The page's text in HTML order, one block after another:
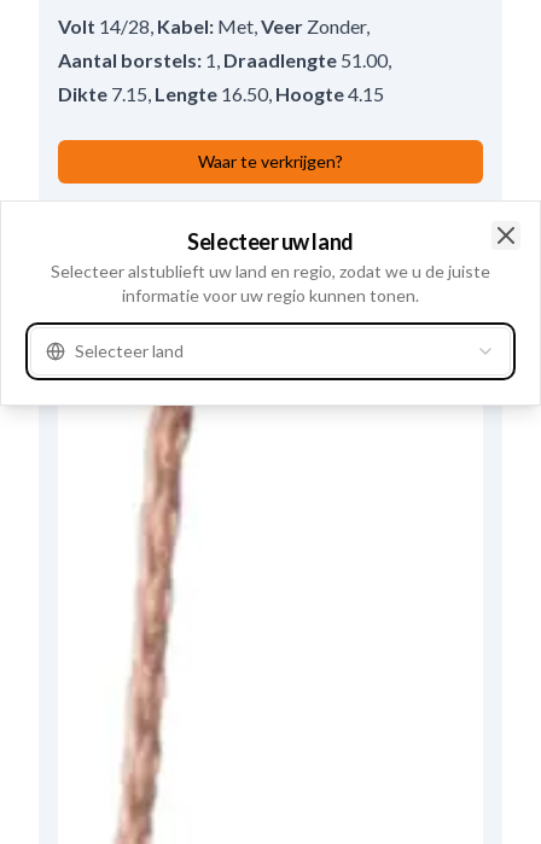
Volt 14/28 Kabel: Met Veer Zonder,
Aantal borstels: 1 Draadlengte 51.00,
Dikte 7.15 Lengte 16.50, Hoogte4.15
Waar te verkrijgen?
Alternatieven 1
Selecteer uw land
Selecteer alstublieft uw land en regio, zodat we u de juiste
informatie voor uw regio kunnen tonen.
Selecteer land